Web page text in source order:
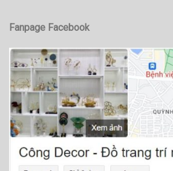
Fanpage Facebook